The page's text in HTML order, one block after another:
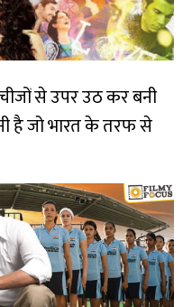
से उपर उठ कर बनी
है जो भारत के तरफ से